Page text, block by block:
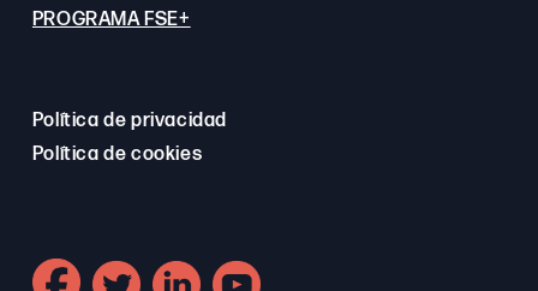
PROGRAMA FSE+
Política de privacidad
Política de cookies